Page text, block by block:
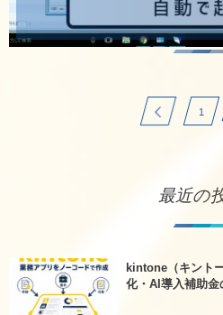
1
最近の
kintone（キント
化・AI導入補助